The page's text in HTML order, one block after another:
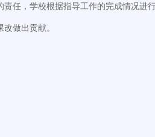
任，学校根据指导工作的完成情况进
做出贡献。